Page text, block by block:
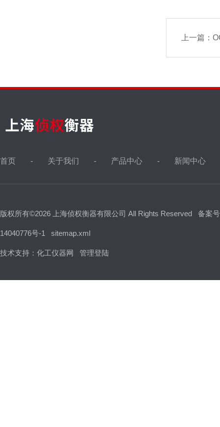
上一篇：
首页 关于我们 产品中心 新闻中心
版权所有©2026 上海侦权衡器有限公司 All Rights Reserved 备案
14040776号-1 sitemap.xml
技术支持： 化工仪器网 管理登陆